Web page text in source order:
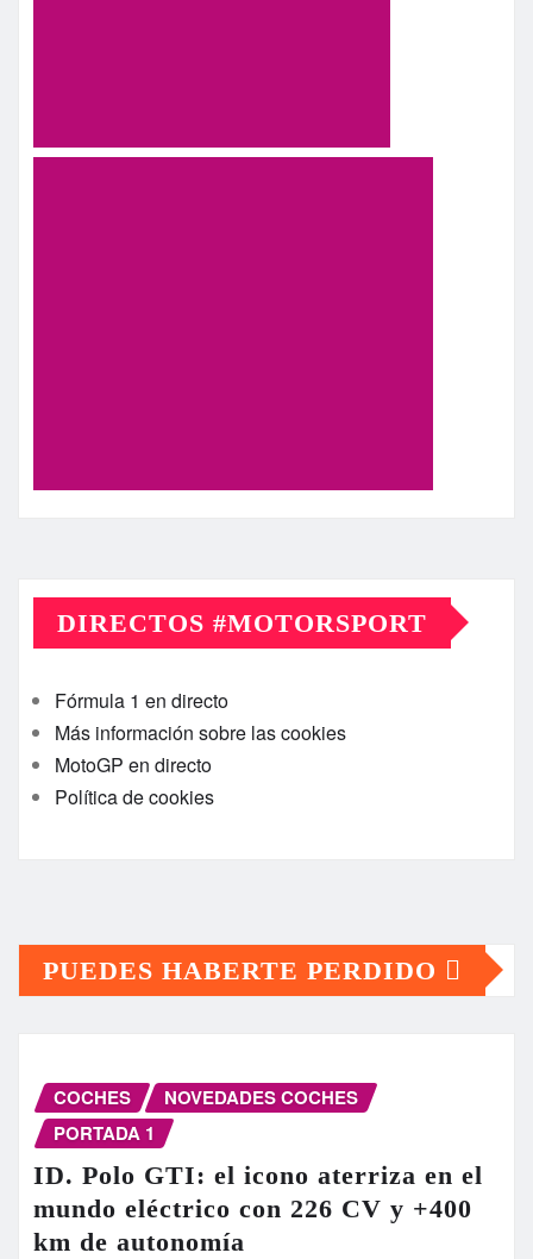
DIRECTOS #MOTORSPORT
Fórmula 1 en directo
Más información sobre las cookies
MotoGP en directo
Política de cookies
PUEDES HABERTE PERDIDO
COCHES
NOVEDADES COCHES
PORTADA 1
ID. Polo GTI: el icono aterriza en el
mundo eléctrico con 226 CV y +400
km de autonomía